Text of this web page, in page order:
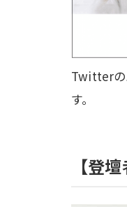
Twitterの
す。
【登壇